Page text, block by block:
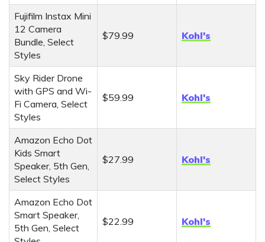
Fujifilm Instax Mini
12 Camera
Bundle, Select
Styles
$79.99 Kohl's
Sky Rider Drone
with GPS and Wi-
Fi Camera, Select
Styles
$59.99 Kohl's
Amazon Echo Dot
Kids Smart
Speaker, 5th Gen,
Select Styles
$27.99 Kohl's
Amazon Echo Dot
Smart Speaker,
5th Gen, Select
$22.99 Kohl's